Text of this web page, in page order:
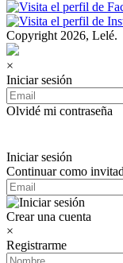
Copyright 2026, Lelé.
×
Iniciar sesión
Olvidé mi contraseña
Iniciar sesión
Continuar como
Crear una cuenta
×
Registrarme